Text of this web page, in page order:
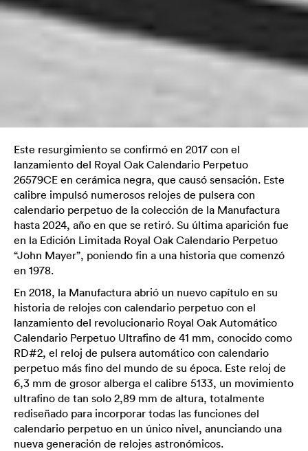
Este resurgimiento se confirmó en 2017 con el
lanzamiento del Royal Oak Calendario Perpetuo
26579CE en cerámica negra, que causó sensación. Este
calibre impulsó numerosos relojes de pulsera con
calendario perpetuo de la colección de la Manufactura
hasta 2024, año en que se retiró. Su última aparición fue
en la Edición Limitada Royal Oak Calendario Perpetuo
“John Mayer”, poniendo fin a una historia que comenzó
en 1978.
En 2018, la Manufactura abrió un nuevo capítulo en su
historia de relojes con calendario perpetuo con el
lanzamiento del revolucionario Royal Oak Automático
Calendario Perpetuo Ultrafino de 41 mm, conocido como
RD#2, el reloj de pulsera automático con calendario
perpetuo más fino del mundo de su época. Este reloj de
6,3 mm de grosor alberga el calibre 5133, un movimiento
ultrafino de tan solo 2,89 mm de altura, totalmente
rediseñado para incorporar todas las funciones del
calendario perpetuo en un único nivel, anunciando una
nueva generación de relojes astronómicos.